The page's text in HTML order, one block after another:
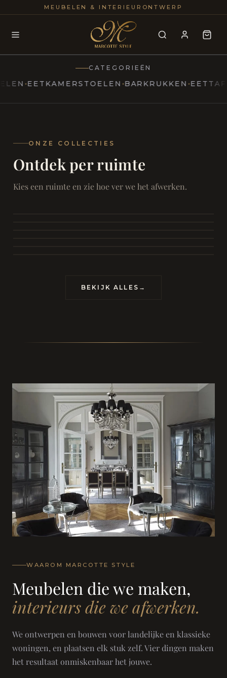
MEUBELEN & INTERIEURONTWERP
Modern
Marcottestyle Living
25+
CATEGORIEËN
EETKAMERSTOELEN BARKRUKKEN EETTAFELS
ONZE COLLECTIES
Ontdek per ruimte
Kies een ruimte en zie hoe ver we het afwerken.
SAMEN ONTSPANNEN
Woonkamer
Eetkamer
RUST EN RETRAITE
BEKIJK ALLES →
WAAROM MARCOTTE STYLE
Meubelen die we maken,
interieurs die we afwerken.
We ontwerpen en bouwen voor landelijke en klassieke
woningen, en plaatsen elk stuk zelf. Vier dingen maken
het resultaat onmiskenbaar het jouwe.